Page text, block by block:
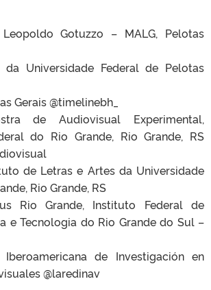
Gotuzzo – MALG, Pelotas
Universidade Federal de Pelotas
Gerais @timelinebh_
de Audiovisual Experimental,
do Rio Grande, Rio Grande, RS
de Letras e Artes da Universidade
Rio Grande, RS
Rio Grande, Instituto Federal de
e Tecnologia do Rio Grande do Sul –
Iberoamericana de Investigación en
@laredinav